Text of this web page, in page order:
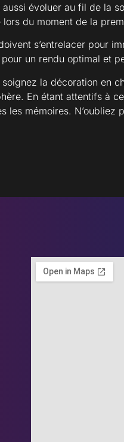
évoluer au fil de la
du moment de la
s’entrelacer pour
un rendu optimal et
la décoration en
En étant attentifs à
les mémoires.